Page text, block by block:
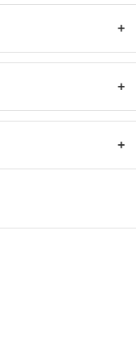
+
+
+